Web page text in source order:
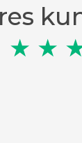
★ ★